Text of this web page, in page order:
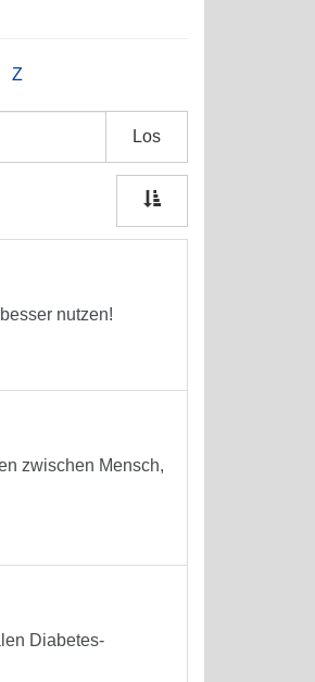
Z
Los
nutzen!
zwischen Mensch,
Diabetes-